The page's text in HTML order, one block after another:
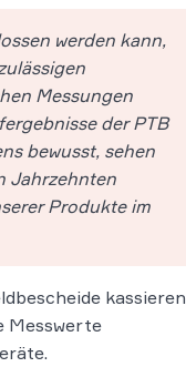
werden kann,
Messungen
der PTB
bewusst, sehen
Jahrzehnten
Produkte im
kassieren
Messwerte